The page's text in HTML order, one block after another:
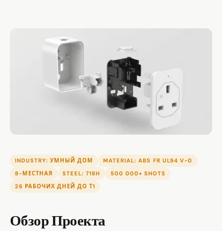
INDUSTRY: УМНЫЙ ДОМ
MATERIAL: ABS FR UL94 V-0
8-МЕСТНАЯ
STEEL: 718H
500 000+ SHOTS
26 РАБОЧИХ ДНЕЙ ДО Т1
Обзор Проекта